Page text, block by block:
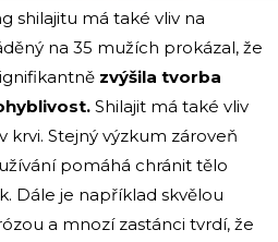
shilajitu má také vliv na
na 35 mužích prokázal, že
zvýšila tvorba
Shilajit má také vliv
krvi. Stejný výzkum zároveň
pomáhá chránit tělo
Dále je například skvělou
a mnozí zastánci tvrdí, že